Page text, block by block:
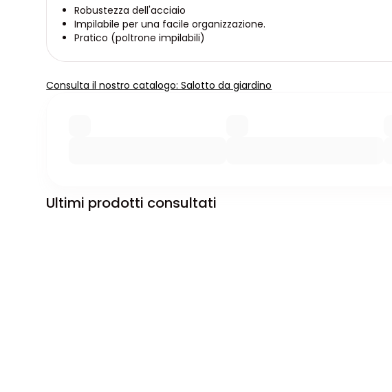
Robustezza dell'acciaio
Impilabile per una facile organizzazione.
Pratico (poltrone impilabili)
Consulta il nostro catalogo: Salotto da giardino
Ultimi prodotti consultati